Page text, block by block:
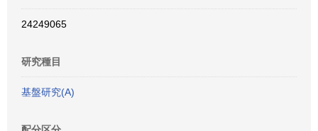
24249065
研究種目
基盤研究(A)